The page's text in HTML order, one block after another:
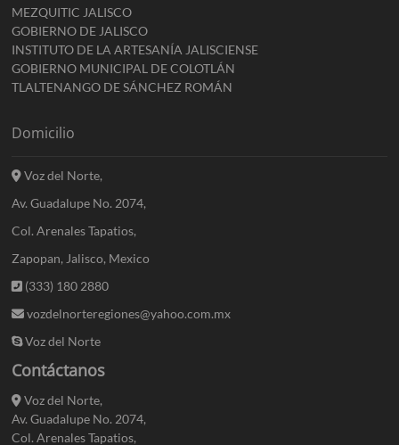
MEZQUITIC JALISCO
GOBIERNO DE JALISCO
INSTITUTO DE LA ARTESANÍA JALISCIENSE
GOBIERNO MUNICIPAL DE COLOTLÁN
TLALTENANGO DE SÁNCHEZ ROMÁN
Domicilio
Voz del Norte,
Av. Guadalupe No. 2074,
Col. Arenales Tapatios,
Zapopan, Jalisco, Mexico
(333) 180 2880
vozdelnorteregiones@yahoo.com.mx
Voz del Norte
Contáctanos
Voz del Norte,
Av. Guadalupe No. 2074,
Col. Arenales Tapatios,